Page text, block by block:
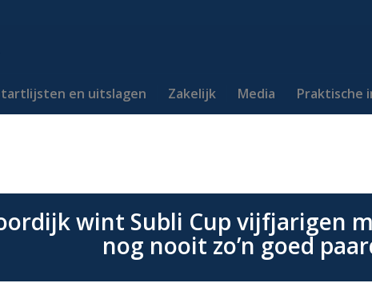
en uitslagen Zakelijk Media Praktische
wint Subli Cup vijfjarigen
nog nooit zo’n goed